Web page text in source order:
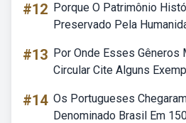
#12 Porque O Patrimônio
Preservado Pela
#13 Por Onde Esses Gêneros
Circular Cite Alguns
#14 Os Portugueses
Denominado Brasil Em